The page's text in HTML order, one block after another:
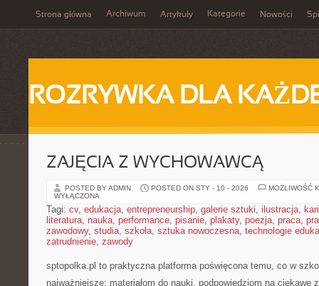
Strona główna Archiwum Artykuły Kategorie Nowości
ROZRYWKA DLA
ZAJĘCIA Z WYCHOWAWCĄ
POSTED BY ADMIN POSTED ON STY - 10 - 2026
MOŻLIWOŚĆ
WYŁĄCZONA
Tagi: cv, edukacja, entrepreneurship, galerie sztuki, ilustracja,
literatura, nauka, performance, pisanie, plakaty, poezja, praca,
zawodowy, studia, szkoła, sztuka nowoczesna, technologie
zatrudnienie, zawody
sptopolka.pl to praktyczna platforma poświęcona temu, co w
najważniejsze: materiałom do nauki, podpowiedziom na ciekawe